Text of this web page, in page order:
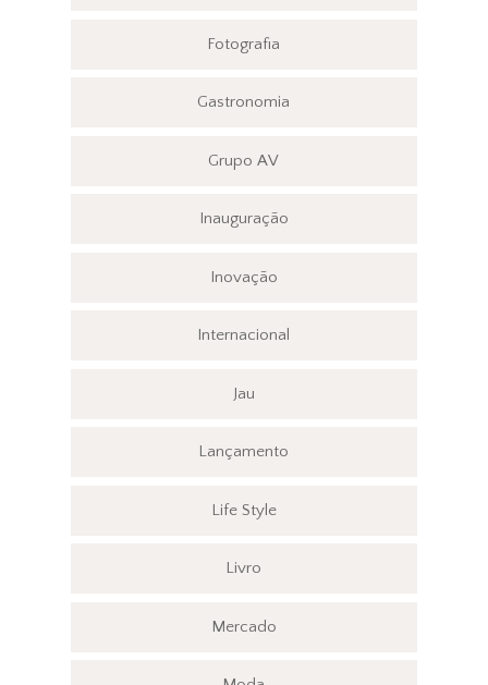
Fotografia
Gastronomia
Grupo AV
Inauguração
Inovação
Internacional
Jau
Lançamento
Life Style
Livro
Mercado